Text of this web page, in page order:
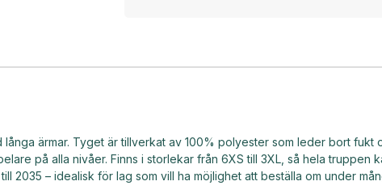
ärmar. Tyget är tillverkat av 100% polyester som leder bort
på alla nivåer. Finns i storlekar från 6XS till 3XL, så hela truppen
2035 – idealisk för lag som vill ha möjlighet att beställa om under